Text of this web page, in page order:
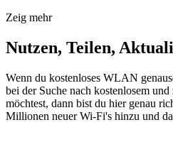
Zeig mehr
Nutzen, Teilen,
Wenn du kostenloses WLAN
bei der Suche nach kostenlosem
möchtest, dann bist du hier genau
Millionen neuer Wi-Fi's hinzu und